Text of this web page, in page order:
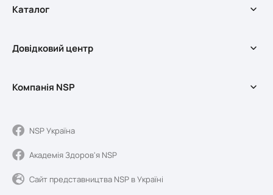
Каталог
Оздоровчі програми
Мерч
Довідковий центр
Довідковий центр
Умови використання сайту
Компанія NSP
Про компанію NSP
Новини Sunshine
Блог
NSP Україна
Академія Здоров'я NSP
Сайт представництва NSP в Україні